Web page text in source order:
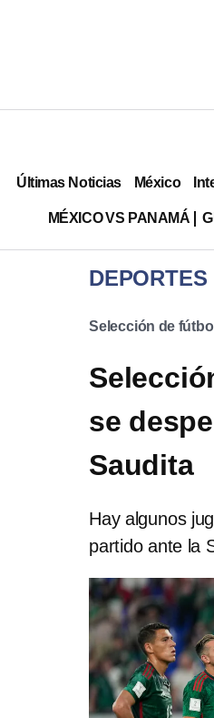
Últimas Noticias México
MÉXICO VS PANAMÁ
DEPORTES
Selección de
se
Saudita
Hay algunos
partido ante la